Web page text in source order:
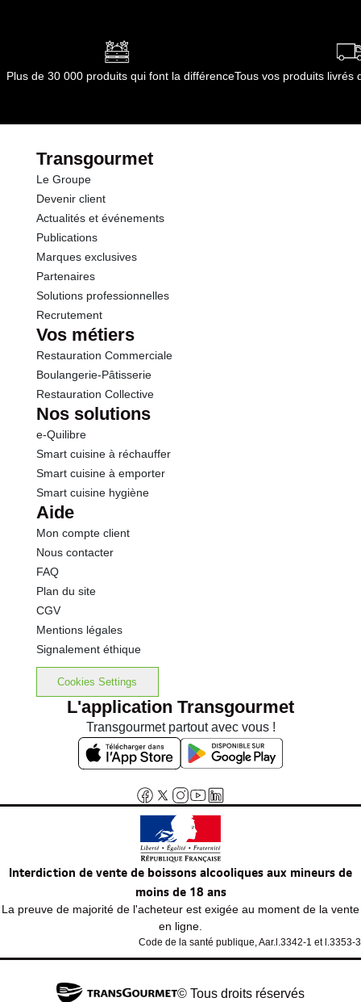
Plus de 30 000 produits qui font la différenceTous vos produits livrés
Transgourmet
Le Groupe
Devenir client
Actualités et événements
Publications
Marques exclusives
Partenaires
Solutions professionnelles
Recrutement
Vos métiers
Restauration Commerciale
Boulangerie-Pâtisserie
Restauration Collective
Nos solutions
e-Quilibre
Smart cuisine à réchauffer
Smart cuisine à emporter
Smart cuisine hygiène
Aide
Mon compte client
Nous contacter
FAQ
Plan du site
CGV
Mentions légales
Signalement éthique
Cookies Settings
L'application Transgourmet
Transgourmet partout avec vous !
Interdiction de vente de boissons alcooliques aux mineurs de
moins de 18 ans
La preuve de majorité de l'acheteur est exigée au moment de la vente
en ligne.
Code de la santé publique, Aar.l.3342-1 et l.3353-3
© Tous droits réservés